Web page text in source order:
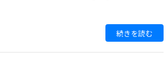
続きを読む